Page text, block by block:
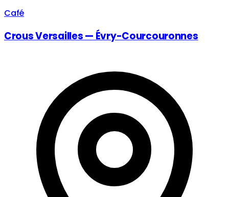
Café
Crous Versailles — Évry-Courcouronnes